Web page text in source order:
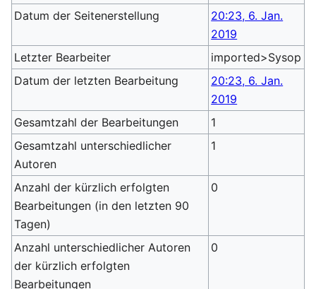
Datum der Seitenerstellung
20:23, 6. Jan.
2019
Letzter Bearbeiter
imported>Sysop
Datum der letzten Bearbeitung
20:23, 6. Jan.
2019
Gesamtzahl der Bearbeitungen
1
Gesamtzahl unterschiedlicher
Autoren
1
Anzahl der kürzlich erfolgten
Bearbeitungen (in den letzten 90
Tagen)
0
Anzahl unterschiedlicher Autoren
der kürzlich erfolgten
Bearbeitungen
0